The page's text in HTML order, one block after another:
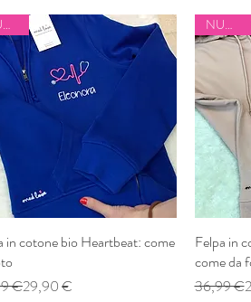
Vista rapida
NUOVO
in cotone bio Heartbeat: come
regolare
€
scontato
29,90 €
NUOVO
Felpa in
come da
Prezzo
36,99 €
Prezzo